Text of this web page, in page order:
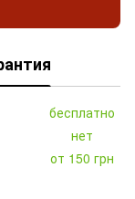
бесплатно
нет
от 150 грн